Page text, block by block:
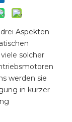
Aspekten
solcher
werden sie
in kurzer